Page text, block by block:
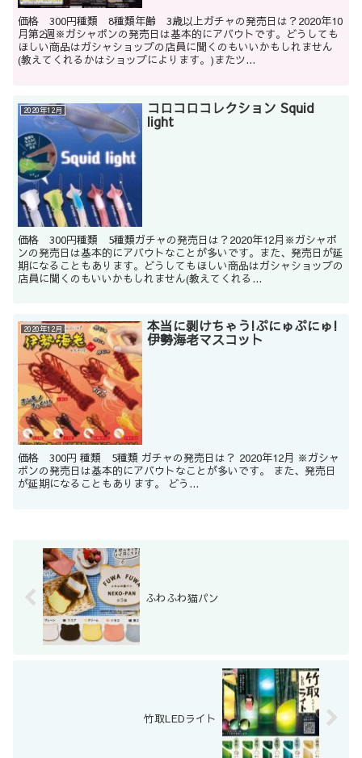
価格 300円種類 8種類年齢 3歳以上ガチャの発売日は？2020年10
月第2週※ガシャポンの発売日は基本的にアバウトです。どうしても
ほしい商品はガシャショップの店員に聞くのもいいかもしれません
(教えてくれるかはショップによります。)またツ...
2020年12月 コロコロコレクション Squid
light
価格 300円種類 5種類ガチャの発売日は？2020年12月※ガシャポ
ンの発売日は基本的にアバウトなことが多いです。また、発売日が延
期になることもあります。どうしてもほしい商品はガシャショップの
店員に聞くのもいいかもしれません(教えてくれる...
2020年12月 本当に剥けちゃう!ぷにゅぷにゅ!
伊勢海老マスコット
価格 300円 種類 5種類 ガチャの発売日は？ 2020年12月 ※ガシャ
ポンの発売日は基本的にアバウトなことが多いです。 また、発売日
が延期になることもあります。 どう...
ふわふわ猫パン
竹取LEDライト